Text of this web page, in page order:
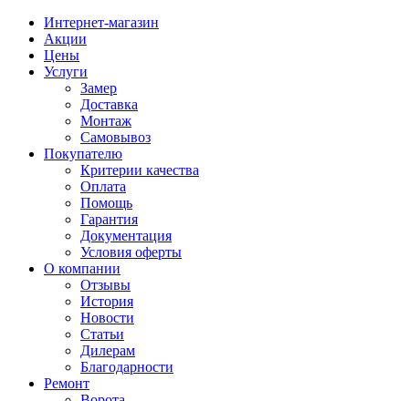
Интернет-магазин
Акции
Цены
Услуги
Замер
Доставка
Монтаж
Самовывоз
Покупателю
Критерии качества
Оплата
Помощь
Гарантия
Документация
Условия оферты
О компании
Отзывы
История
Новости
Статьи
Дилерам
Благодарности
Ремонт